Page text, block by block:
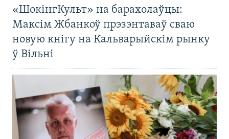
«ШокінгКульт» на барахолаўцы:
Максім Жбанкоў прэзэнтаваў сваю
новую кнігу на Кальварыйскім рынку
ў Вільні